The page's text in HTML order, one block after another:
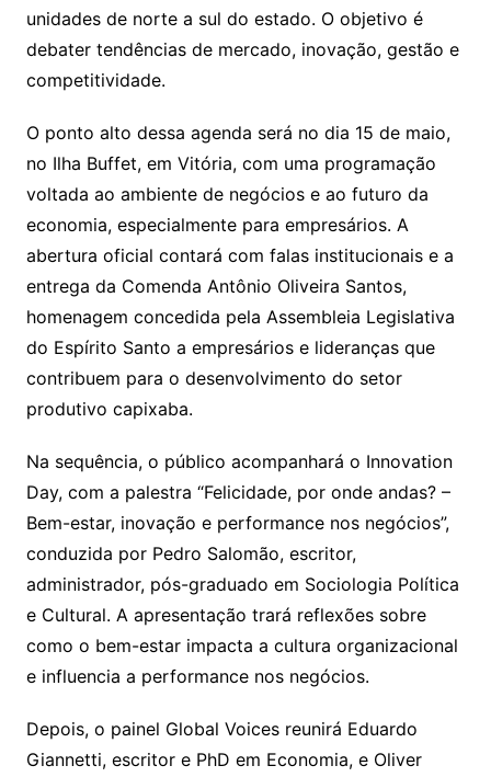
unidades de norte a sul do estado. O objetivo é
debater tendências de mercado, inovação, gestão e
competitividade.
O ponto alto dessa agenda será no dia 15 de maio,
no Ilha Buffet, em Vitória, com uma programação
voltada ao ambiente de negócios e ao futuro da
economia, especialmente para empresários. A
abertura oficial contará com falas institucionais e a
entrega da Comenda Antônio Oliveira Santos,
homenagem concedida pela Assembleia Legislativa
do Espírito Santo a empresários e lideranças que
contribuem para o desenvolvimento do setor
produtivo capixaba.
Na sequência, o público acompanhará o Innovation
Day, com a palestra “Felicidade, por onde andas? –
Bem-estar, inovação e performance nos negócios”,
conduzida por Pedro Salomão, escritor,
administrador, pós-graduado em Sociologia Política
e Cultural. A apresentação trará reflexões sobre
como o bem-estar impacta a cultura organizacional
e influencia a performance nos negócios.
Depois, o painel Global Voices reunirá Eduardo
Giannetti, escritor e PhD em Economia, e Oliver